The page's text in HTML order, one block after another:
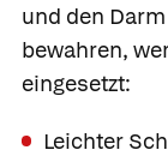
und den
bewahren,
eingesetzt:
Leichter